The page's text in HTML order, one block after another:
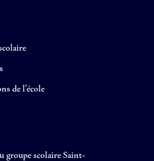
de l’école
groupe scolaire Saint-